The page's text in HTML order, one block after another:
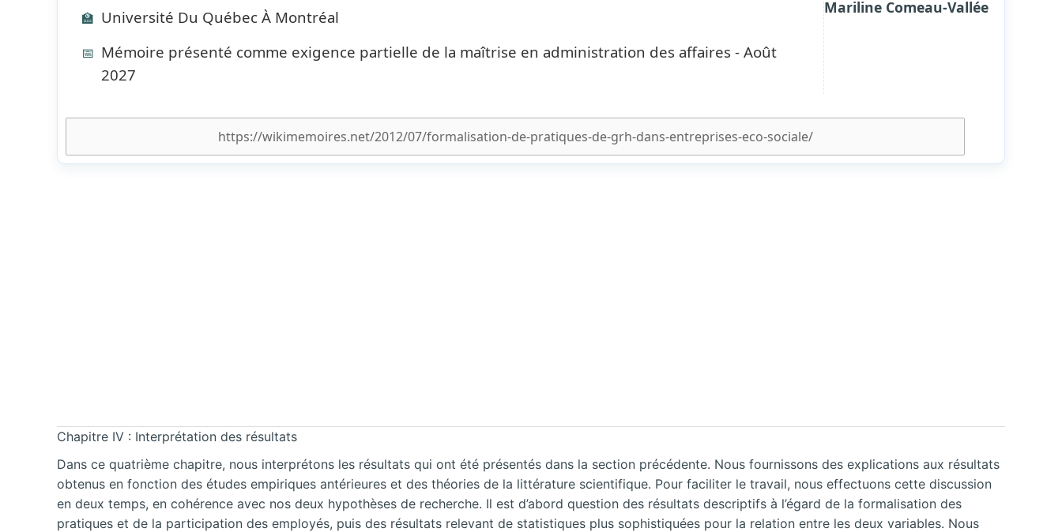
🏫 Université Du Québec À Montréal
📅 Mémoire présenté comme exigence partielle de la maîtrise en administration des affaires - Août
2027
Mariline Comeau-Vallée
Chapitre IV : Interprétation des résultats
Dans ce quatrième chapitre, nous interprétons les résultats qui ont été présentés dans la section précédente. Nous fournissons des explications aux résultats
obtenus en fonction des études empiriques antérieures et des théories de la littérature scientifique. Pour faciliter le travail, nous effectuons cette discussion
en deux temps, en cohérence avec nos deux hypothèses de recherche. Il est d’abord question des résultats descriptifs à l’égard de la formalisation des
pratiques et de la participation des employés, puis des résultats relevant de statistiques plus sophistiquées pour la relation entre les deux variables. Nous